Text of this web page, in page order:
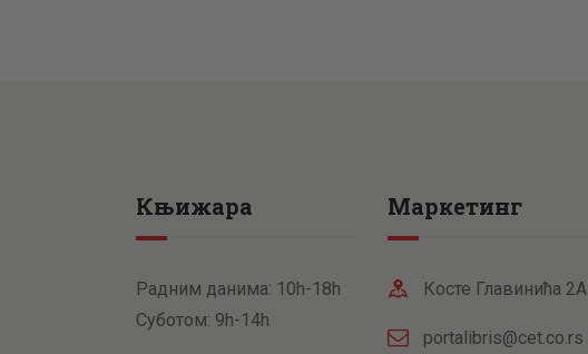
Књижара
Радним данима: 10h-18h
Суботом: 9h-14h
Маркетинг
Косте Главинића 2А
portalibris@cet.co.rs